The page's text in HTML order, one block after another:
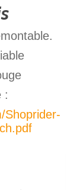
:
Shoprider-